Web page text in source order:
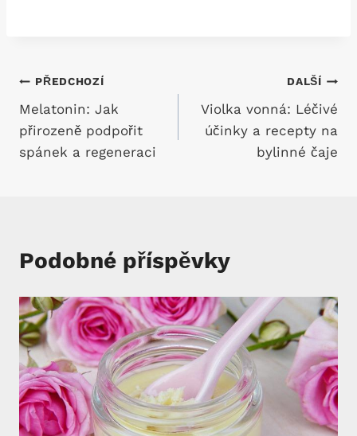
Navigace
pro
příspěvek
PŘEDCHOZÍ
Melatonin: Jak
přirozeně podpořit
spánek a regeneraci
DALŠÍ
Violka vonná: Léčivé
účinky a recepty na
bylinné čaje
Podobné příspěvky